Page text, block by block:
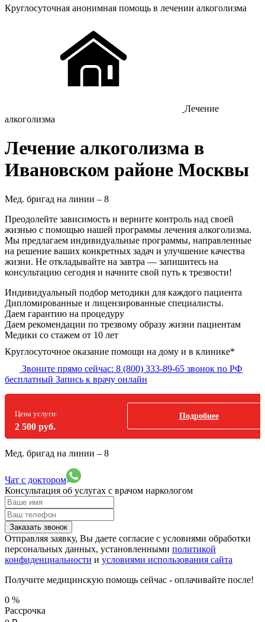
Круглосуточная анонимная помощь в лечении алкоголизма
Лечение
алкоголизма
Лечение алкоголизма в
Ивановском районе Москвы
Мед. бригад на линии – 8
Преодолейте зависимость и верните контроль над своей
жизнью с помощью нашей программы лечения алкоголизма.
Мы предлагаем индивидуальные программы, направленные
на решение ваших конкретных задач и улучшение качества
жизни. Не откладывайте на завтра — запишитесь на
консультацию сегодня и начните свой путь к трезвости!
Индивидуальный подбор методики для каждого пациента
Дипломированные и лицензированные специалисты.
Даем гарантию на процедуру
Даем рекомендации по трезвому образу жизни пациентам
Медики со стажем от 10 лет
Круглосуточное оказание помощи на дому и в клинике*
Звоните прямо сейчас: 8 (800) 333-89-65 звонок по РФ
бесплатный Запись к врачу онлайн
Цена услуги:
2 500 руб.
Подробнее
Мед. бригад на линии – 8
Чат с доктором
Консультация об услугах с врачом наркологом
Заказать звонок
Отправляя заявку, Вы даете согласие с условиями обработки
персональных данных, установленными политикой
конфиденциальности и условиями использования сайта
Получите медицинскую помощь сейчас - оплачивайте после!
0 %
Рассрочка